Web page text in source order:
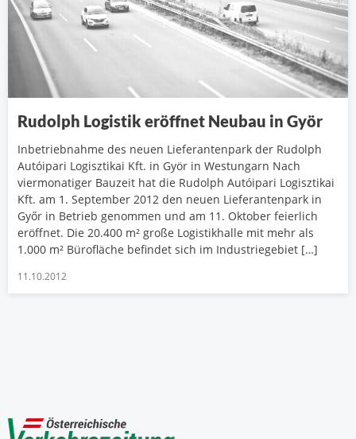
Rudolph Logistik eröffnet Neubau in Györ
Inbetriebnahme des neuen Lieferantenpark der Rudolph
Autóipari Logisztikai Kft. in Györ in Westungarn Nach
viermonatiger Bauzeit hat die Rudolph Autóipari Logisztikai
Kft. am 1. September 2012 den neuen Lieferantenpark in
Győr in Betrieb genommen und am 11. Oktober feierlich
eröffnet. Die 20.400 m² große Logistikhalle mit mehr als
1.000 m² Bürofläche befindet sich im Industriegebiet […]
11.10.2012